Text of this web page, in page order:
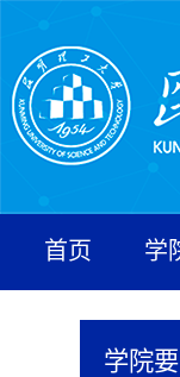
首页 学
学院